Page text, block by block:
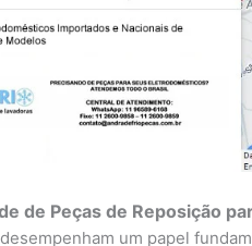
de Peças de Reposição
um papel